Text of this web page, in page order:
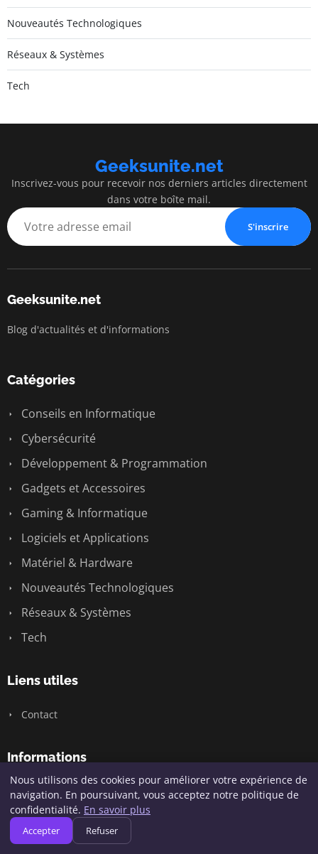
Nouveautés Technologiques
Réseaux & Systèmes
Tech
Geeksunite.net
Inscrivez-vous pour recevoir nos derniers articles directement
dans votre boîte mail.
S'inscrire
Geeksunite.net
Blog d'actualités et d'informations
Catégories
Conseils en Informatique
Cybersécurité
Développement & Programmation
Gadgets et Accessoires
Gaming & Informatique
Logiciels et Applications
Matériel & Hardware
Nouveautés Technologiques
Réseaux & Systèmes
Tech
Liens utiles
Contact
Informations
Plan du site
© 2026 Geeksunite.net. Tous droits réservés.
Nous utilisons des cookies pour améliorer votre expérience de
navigation. En poursuivant, vous acceptez notre politique de
confidentialité. En savoir plus
Accepter Refuser